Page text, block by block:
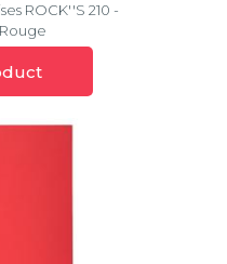
ROCK''S 210 -